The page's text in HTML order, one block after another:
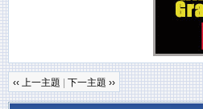
‹‹ 上一主題 下一主題 ››